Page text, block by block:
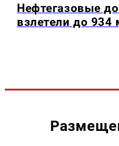
Нефтегазовые
взлетели до 934